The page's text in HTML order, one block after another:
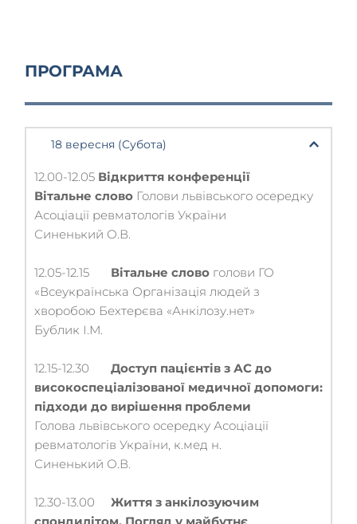
ПРОГРАМА
18 вересня (Субота)
12.00-12.05 Відкриття конференції
Вітальне слово Голови львівського осередку
Асоціації ревматологів України
Синенький О.В.
Вітальне слово голови ГО
«Всеукраїнська Організація людей з
хворобою Бехтерєва «Анкілозу.нет»
Бублик І.М.
Доступ пацієнтів з АС до
високоспеціалізованої медичної допомоги:
підходи до вирішення проблеми
Голова львівського осередку Асоціації
ревматологів України, к.мед н.
Синенький О.В.
Життя з анкілозуючим